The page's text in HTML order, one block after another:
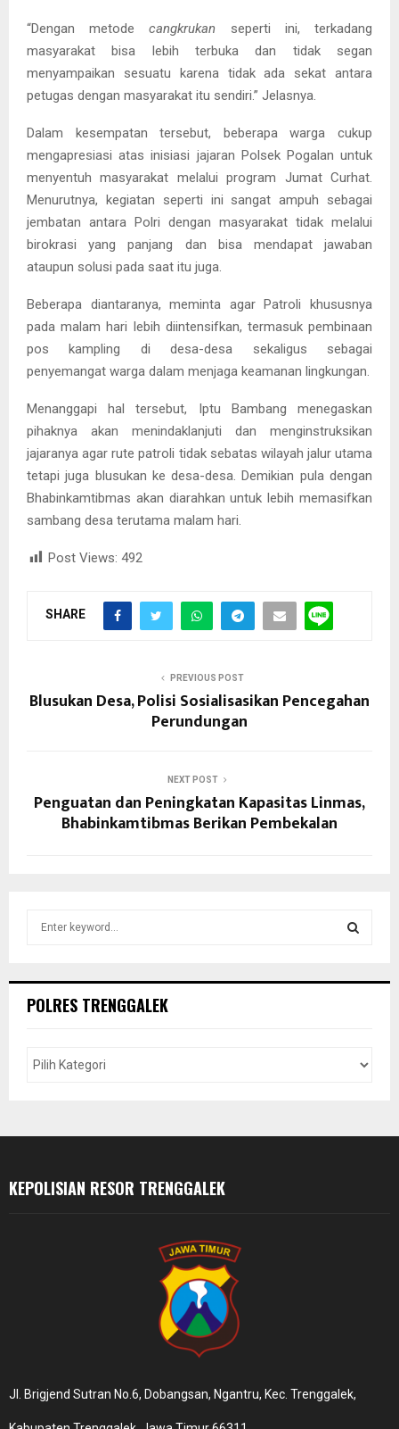
“Dengan metodecangkrukan seperti ini, terkadang
masyarakat bisa lebih terbuka dan tidak segan
menyampaikan sesuatu karena tidak ada sekat antara
petugas dengan masyarakat itu sendiri.” Jelasnya.
Dalam kesempatan tersebut, beberapa warga cukup
mengapresiasi atas inisiasi jajaran Polsek Pogalan untuk
menyentuh masyarakat melalui program Jumat Curhat.
Menurutnya, kegiatan seperti ini sangat ampuh sebagai
jembatan antara Polri dengan masyarakat tidak melalui
birokrasi yang panjang dan bisa mendapat jawaban
ataupun solusi pada saat itu juga.
Beberapa diantaranya, meminta agar Patroli khususnya
pada malam hari lebih diintensifkan, termasuk pembinaan
pos kampling di desa-desa sekaligus sebagai
penyemangat warga dalam menjaga keamanan lingkungan.
Menanggapi hal tersebut, Iptu Bambang menegaskan
pihaknya akan menindaklanjuti dan menginstruksikan
jajaranya agar rute patroli tidak sebatas wilayah jalur utama
tetapi juga blusukan ke desa-desa. Demikian pula dengan
Bhabinkamtibmas akan diarahkan untuk lebih memasifkan
sambang desa terutama malam hari.
Post Views: 492
SHARE
PREVIOUS POST
Blusukan Desa, Polisi Sosialisasikan Pencegahan
Perundungan
NEXT POST
Penguatan dan Peningkatan Kapasitas Linmas,
Bhabinkamtibmas Berikan Pembekalan
h
H
POLRES TRENGGALEK
KEPOLISIAN RESOR TRENGGALEK
Jl. Brigjend Sutran No.6, Dobangsan, Ngantru, Kec. Trenggalek,